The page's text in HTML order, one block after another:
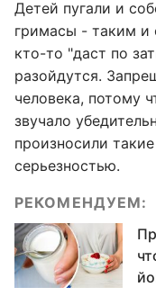
Детей пугали и
гримасы - таким и
кто-то "даст по
разойдутся.
человека, потому
звучало
произносили
серьезностью.
РЕКОМЕНДУЕМ: